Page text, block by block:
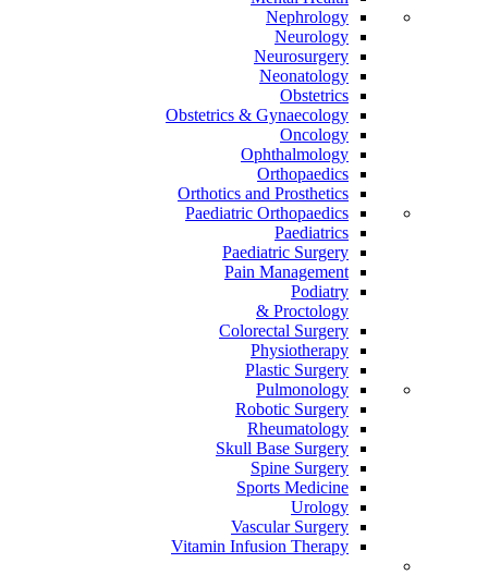
Nephrology
Neurology
Neurosurgery
Neonatology
Obstetrics
Obstetrics & Gynaecology
Oncology
Ophthalmology
Orthopaedics
Orthotics and Prosthetics
Paediatric Orthopaedics
Paediatrics
Paediatric Surgery
Pain Management
Podiatry
Proctology &
Colorectal Surgery
Physiotherapy
Plastic Surgery
Pulmonology
Robotic Surgery
Rheumatology
Skull Base Surgery
Spine Surgery
Sports Medicine
Urology
Vascular Surgery
Vitamin Infusion Therapy